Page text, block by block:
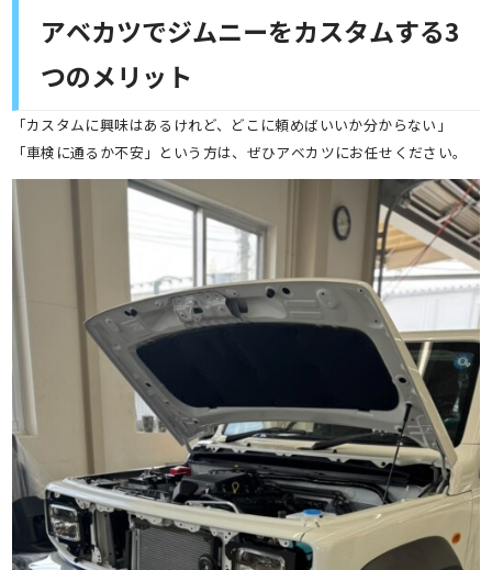
アベカツでジムニーをカスタムする3
つのメリット
「カスタムに興味はあるけれど、どこに頼めばいいか分からない」
「車検に通るか不安」という方は、ぜひアベカツにお任せください。